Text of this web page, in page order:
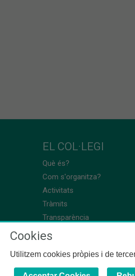
EL COL·LEGI
Què és?
Com s'organitza?
Activitats
Tràmits
Transparència
Cookies
Utilitzem cookies pròpies i de